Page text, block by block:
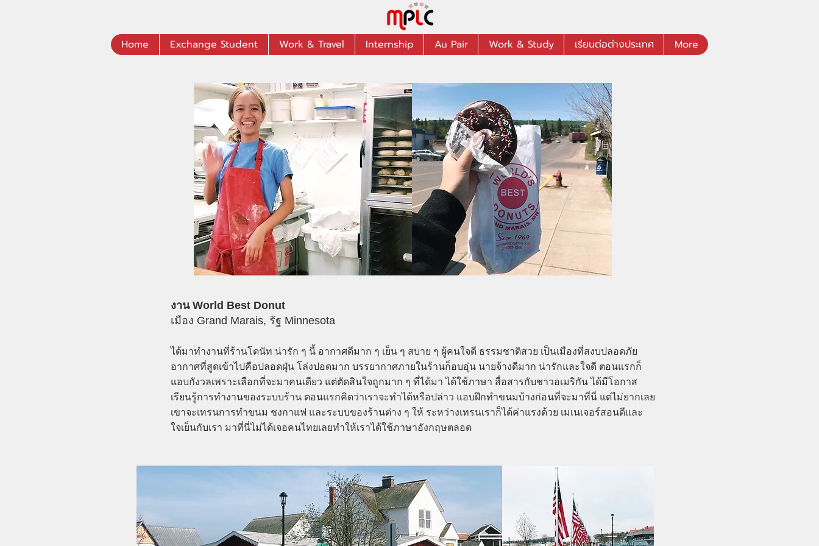
Home Exchange Student Work & Travel Internship Au Pair Work & Study เรียนต่อต่างประเทศ More
งาน World Best Donut
เมือง Grand Marais, รัฐ Minnesota
ได้มาทำงานที่ร้านโดนัท น่ารัก ๆ นี้ อากาศดีมาก ๆ เย็น ๆ สบาย ๆ ผู้คนใจดี ธรรมชาติสวย เป็นเมืองที่สงบปลอดภัย
อากาศที่สูดเข้าไปคือปลอดฝุ่น โล่งปอดมาก บรรยากาศภายในร้านก็อบอุ่น นายจ้างดีมาก น่ารักและใจดี ตอนแรกก็
แอบกังวลเพราะเลือกที่จะมาคนเดียว แต่ตัดสินใจถูกมาก ๆ ที่ได้มา ได้ใช้ภาษา สื่อสารกับชาวอเมริกัน ได้มีโอกาส
เรียนรู้การทำงานของระบบร้าน ตอนแรกคิดว่าเราจะทำได้หรือปล่าว แอบฝึกทำขนมบ้างก่อนที่จะมาที่นี่ แต่ไม่ยากเลย
เขาจะเทรนการทำขนม ชงกาแฟ และระบบของร้านต่าง ๆ ให้ ระหว่างเทรนเราก็ได้ค่าแรงด้วย เมเนเจอร์สอนดีและ
ใจเย็นกับเรา มาที่นี่ไม่ได้เจอคนไทยเลยทำให้เราได้ใช้ภาษาอังกฤษตลอด